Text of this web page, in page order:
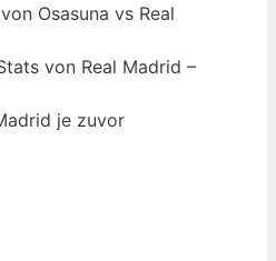
Osasuna vs Real
von Real Madrid –
je zuvor